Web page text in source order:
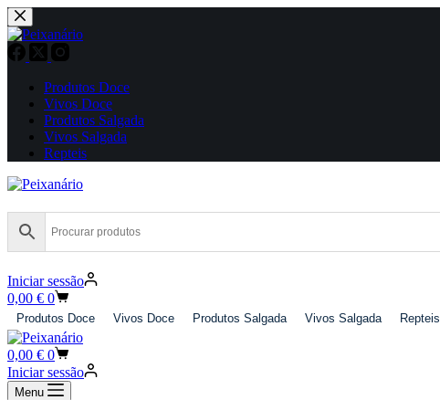
Pular
para
o
conteúdo
Produtos Doce
Vivos Doce
Produtos Salgada
Vivos Salgada
Repteis
Iniciar sessão
Carrinho
de
compras
0,00 € 0
Produtos Doce Vivos Doce Produtos Salgada Vivos Salgada Repteis
Carrinho
de
compras
0,00 € 0
Iniciar sessão
Menu